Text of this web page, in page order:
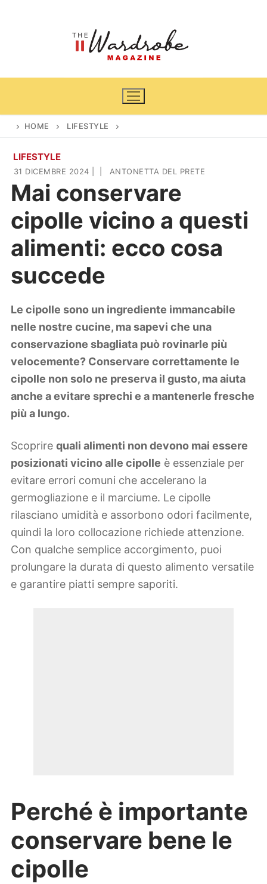
Home
News
Cinema e TV
Casa & Giardino
Arredamento
Piante e fiori
DIY
Lifestyle
Viaggi
HOME LIFESTYLE
LIFESTYLE
31 DICEMBRE 2024 ANTONETTA DEL PRETE
Mai conservare
cipolle vicino a questi
alimenti: ecco cosa
succede
Le cipolle sono un ingrediente immancabile
nelle nostre cucine, ma sapevi che una
conservazione sbagliata può rovinarle più
velocemente? Conservare correttamente le
cipolle non solo ne preserva il gusto, ma aiuta
anche a evitare sprechi e a mantenerle fresche
più a lungo.
Scoprire quali alimenti non devono mai essere
posizionati vicino alle cipolle è essenziale per
evitare errori comuni che accelerano la
germogliazione e il marciume. Le cipolle
rilasciano umidità e assorbono odori facilmente,
quindi la loro collocazione richiede attenzione.
Con qualche semplice accorgimento, puoi
prolungare la durata di questo alimento versatile
e garantire piatti sempre saporiti.
Perché è importante
conservare bene le
cipolle